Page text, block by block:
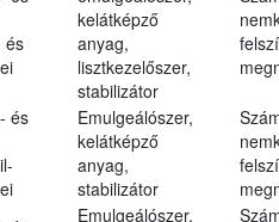
és
kelátképző
anyag,
lisztkezelőszer,
stabilizátor
és
Emulgeálószer,
kelátképző
anyag,
stabilizátor
Emulgeálószer,